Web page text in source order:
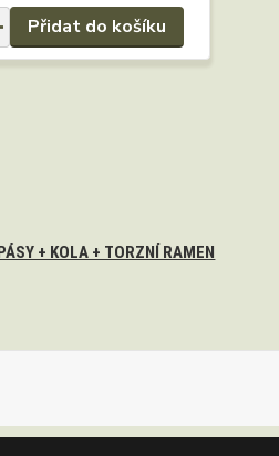
Přidat do košíku
+ KOLA + TORZNÍ RAMEN